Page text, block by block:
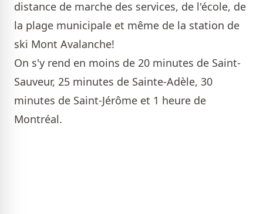
distance de marche des services, de l'école, de
la plage municipale et même de la station de
ski Mont Avalanche!
On s'y rend en moins de 20 minutes de Saint-
Sauveur, 25 minutes de Sainte-Adèle, 30
minutes de Saint-Jérôme et 1 heure de
Montréal.